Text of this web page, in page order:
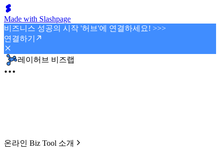
Made with Slashpage
비즈니스 성공의 시작 '허브'에 연결하세요! >>>
연결하기
레이허브 비즈랩
온라인 Biz Tool 소개